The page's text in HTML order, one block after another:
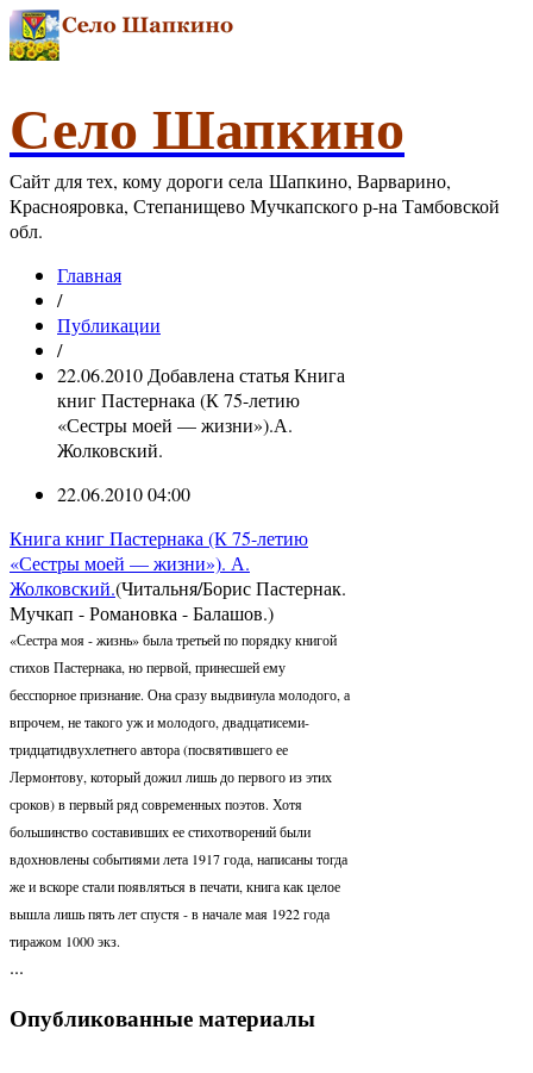
Село Шапкино
Сайт для тех, кому дороги села Шапкино, Варварино,
Краснояровка, Степанищево Мучкапского р-на Тамбовской
обл.
Главная
/
Публикации
/
22.06.2010 Добавлена статья Книга
книг Пастернака (К 75-летию
«Сестры моей — жизни»).А.
Жолковский.
22.06.2010 04:00
Книга книг Пастернака (К 75-летию
«Сестры моей — жизни»). А.
Жолковский.(Читальня/Борис Пастернак.
Мучкап - Романовка - Балашов.)
«Сестра моя - жизнь» была третьей по порядку книгой
стихов Пастернака, но первой, принесшей ему
бесспорное признание. Она сразу выдвинула молодо­го, а
впрочем, не такого уж и молодого, двадцатисеми-
тридцатидвухлетнего авто­ра (посвятившего ее
Лермонтову, который дожил лишь до первого из этих
сро­ков) в первый ряд современных поэтов. Хотя
большинство составивших ее сти­хотворений были
вдохновлены событиями лета 1917 года, написаны тогда
же и вскоре стали появляться в печати, книга как целое
вышла лишь пять лет спу­стя - в начале мая 1922 года
тиражом 1000 экз.
...
Опубликованные материалы